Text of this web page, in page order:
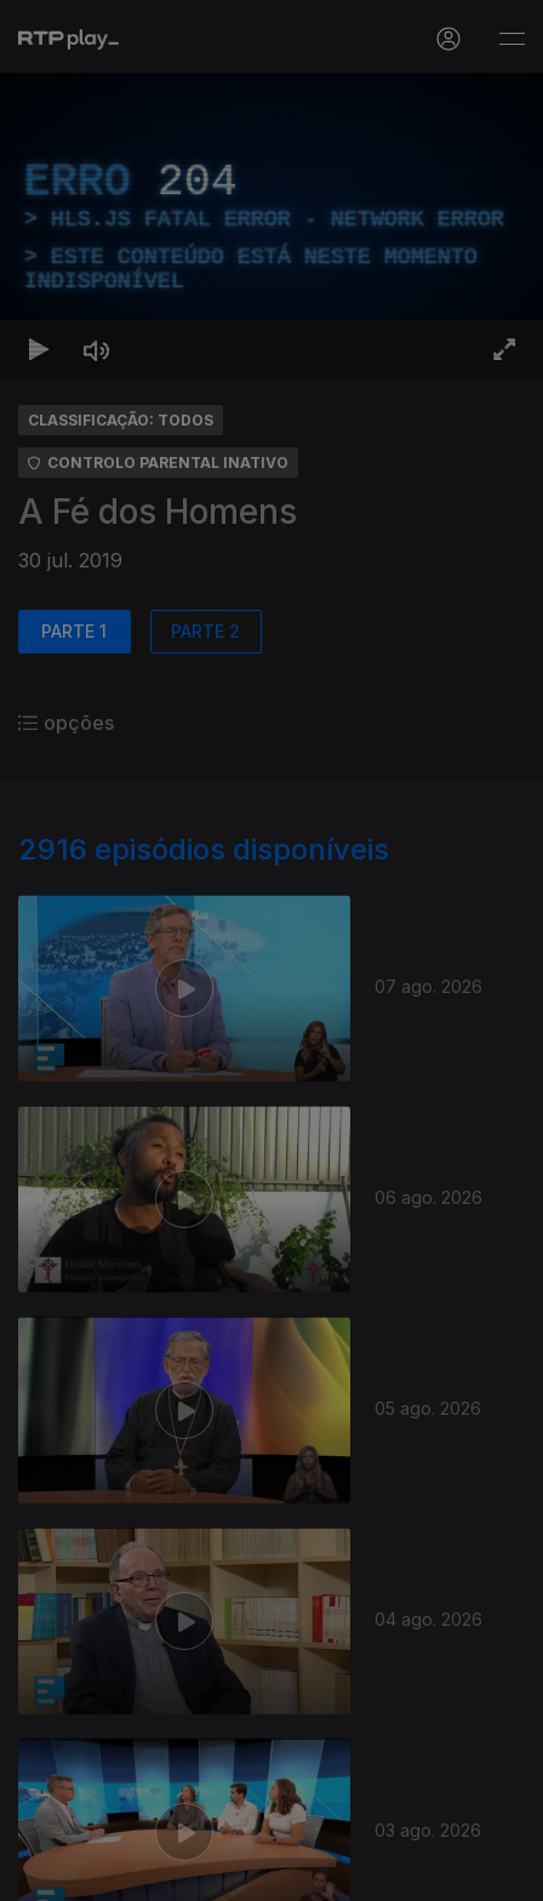
ERRO 204
HLS.JS FATAL ERROR - NETWORK ERROR
ESTE CONTEÚDO ESTÁ NESTE MOMENTO
INDISPONÍVEL
CLASSIFICAÇÃO: TODOS
CONTROLO PARENTAL INATIVO
A Fé dos Homens
30 jul. 2019
PARTE 1 PARTE 2
opções
2916 episódios disponíveis
07 ago. 2026
06 ago. 2026
05 ago. 2026
04 ago. 2026
03 ago. 2026